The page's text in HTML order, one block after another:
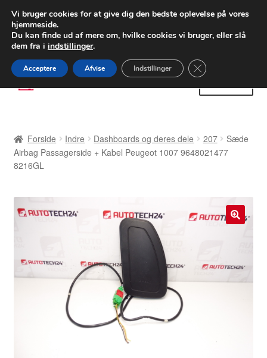
LEVERING fra 55 kr.
FEDEX verdensomspændende forsendelse
80 82 72 02
Spring
til
Spring
til
Betalinger
Klage
Kontakte
Forside Indre Dashboards og deres dele 207
Sæde
Airbag Passagerside + Kabel Peugeot 1007 9648021477
8216GL
Vi bruger cookies for at give dig den bedste oplevelse på vores
hjemmeside.
Du kan finde ud af mere om, hvilke cookies vi bruger, eller slå
dem fra i indstillinger.
Acceptere Afvise Indstillinger Close GDPR